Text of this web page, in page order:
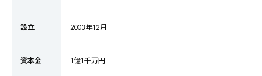
設立 2003年12月
資本金 1億1千万円